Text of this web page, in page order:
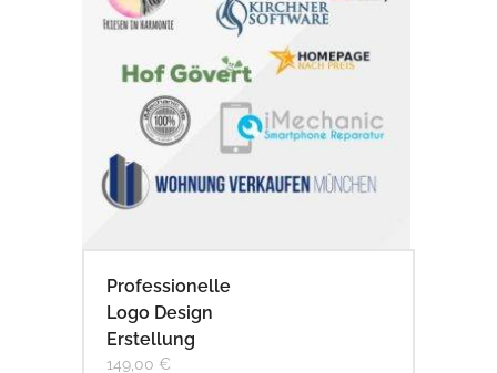
Professionelle
Logo Design
Erstellung
149,00 €